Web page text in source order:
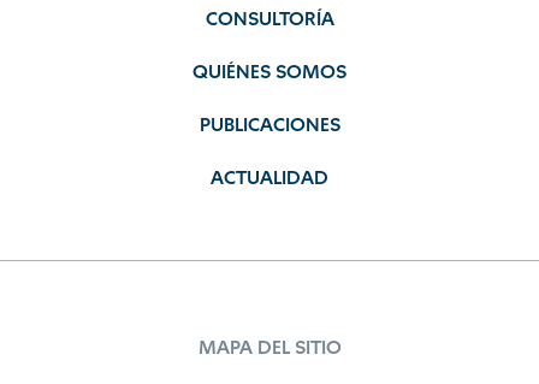
CONSULTORÍA
QUIÉNES SOMOS
PUBLICACIONES
ACTUALIDAD
MAPA DEL SITIO